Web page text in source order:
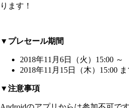
ります！
▼プレセール期間
2018年11月6日（火）15:00 ～
2018年11月15日（木）15:00
▼注意事項